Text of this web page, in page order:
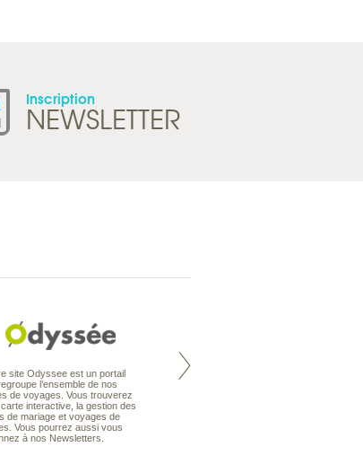
Inscription
NEWSLETTER
site Odyssee est un portail
l’ensemble de nos
de voyages. Vous trouverez
interactive, la gestion des
de mariage et voyages de
Vous pourrez aussi vous
à nos Newsletters.
Nouvelle-Zélande à la carte
organise votre séjour en Nouvelle-